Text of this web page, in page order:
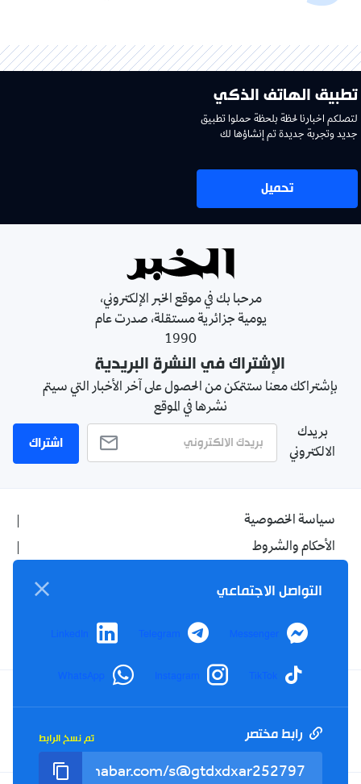
تطبيق الهاتف الذكي
لتصلكم اخبارنا لحظة بلحظة حملوا تطبيق
جديد وتجربة جديدة تم إنشاؤها لك
تحميل
مرحبا بك في موقع الخبر الإلكتروني،
يومية جزائرية مستقلة، صدرت عام
1990
الإشتراك في النشرة البريدية
بإشتراكك معنا ستتمكن من الحصول على آخر الأخبار التي سيتم
نشرها في الموقع
بريدك
الالكتروني
اشتراك
سياسة الخصوصية
الأحكام والشروط
اتصل بنا
من نحن
Facebook
YouTube
TikTok
Twitter
التواصل الاجتماعي
Messenger
Telegram
LinkedIn
TikTok
Instagram
WhatsApp
رابط مختصر تم نسخ الرابط